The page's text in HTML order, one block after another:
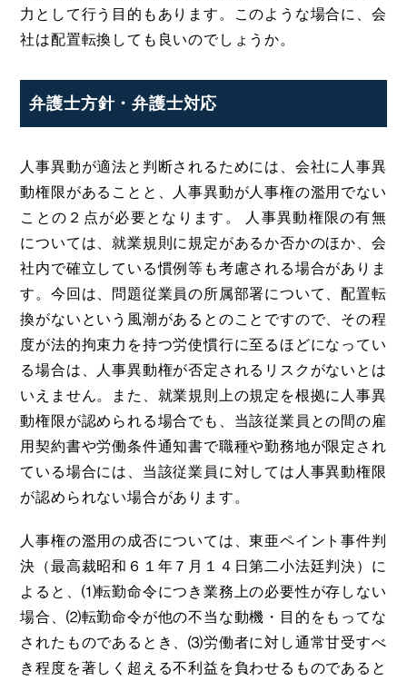
力として行う目的もあります。このような場合に、会
社は配置転換しても良いのでしょうか。
弁護士方針・弁護士対応
人事異動が適法と判断されるためには、会社に人事異
動権限があることと、人事異動が人事権の濫用でない
ことの２点が必要となります。 人事異動権限の有無
については、就業規則に規定があるか否かのほか、会
社内で確立している慣例等も考慮される場合がありま
す。今回は、問題従業員の所属部署について、配置転
換がないという風潮があるとのことですので、その程
度が法的拘束力を持つ労使慣行に至るほどになってい
る場合は、人事異動権が否定されるリスクがないとは
いえません。また、就業規則上の規定を根拠に人事異
動権限が認められる場合でも、当該従業員との間の雇
用契約書や労働条件通知書で職種や勤務地が限定され
ている場合には、当該従業員に対しては人事異動権限
が認められない場合があります。
人事権の濫用の成否については、東亜ペイント事件判
決（最高裁昭和６１年７月１４日第二小法廷判決）に
よると、⑴転勤命令につき業務上の必要性が存しない
場合、⑵転勤命令が他の不当な動機・目的をもってな
されたものであるとき、⑶労働者に対し通常甘受すべ
き程度を著しく超える不利益を負わせるものであると